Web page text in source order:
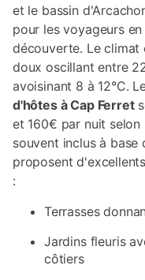
et le bassin
pour les voyageurs
découverte. Le climat
doux oscillant entre
avoisinant 8 à 12°C.
d'hôtes à Cap Ferret
et 160€ par nuit
souvent inclus à
proposent
:
Terrasses
Jardins fleuris
côtiers